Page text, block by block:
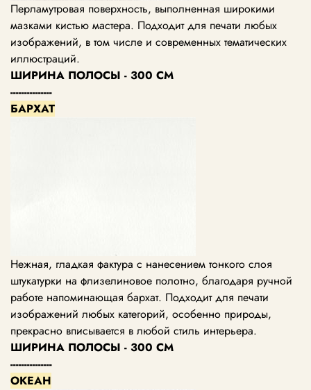
Перламутровая поверхность, выполненная широкими
мазками кистью мастера. Подходит для печати любых
изображений, в том числе и современных тематических
иллюстраций.
ШИРИНА ПОЛОСЫ - 300 СМ
---------------
БАРХАТ
Нежная, гладкая фактура с нанесением тонкого слоя
штукатурки на флизелиновое полотно, благодаря ручной
работе напоминающая бархат. Подходит для печати
изображений любых категорий, особенно природы,
прекрасно вписывается в любой стиль интерьера.
ШИРИНА ПОЛОСЫ - 300 СМ
---------------
ОКЕАН